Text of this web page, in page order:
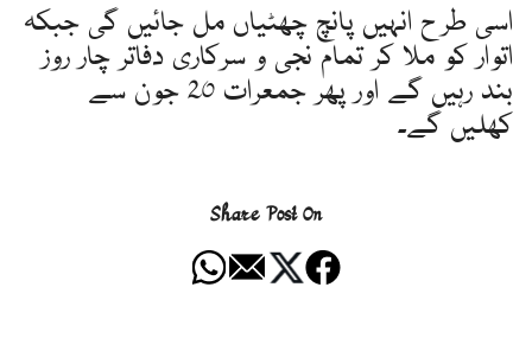
اسی طرح انہیں پانچ چھٹیاں مل جائیں گی جبکہ
اتوار کو ملا کر تمام نجی و سرکاری دفاتر چار روز
بند رہیں گے اور پھر جمعرات 20 جون سے
کھلیں گے۔
Share Post On